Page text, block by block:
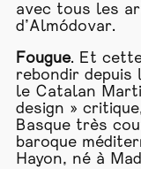
avec tous les
d’Almódovar.
Fougue. Et cette
rebondir
le Catalan
design »
Basque très
baroque
Hayon, né à